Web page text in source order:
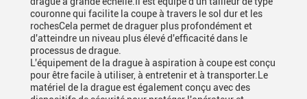
couronne qui facilite la coupe à travers le sol dur et les
rochesCela permet de draguer plus profondément et
d'atteindre un niveau plus élevé d'efficacité dans le
processus de drague.
L'équipement de la drague à aspiration à coupe est conçu
pour être facile à utiliser, à entretenir et à transporter.Le
matériel de la drague est également conçu avec des